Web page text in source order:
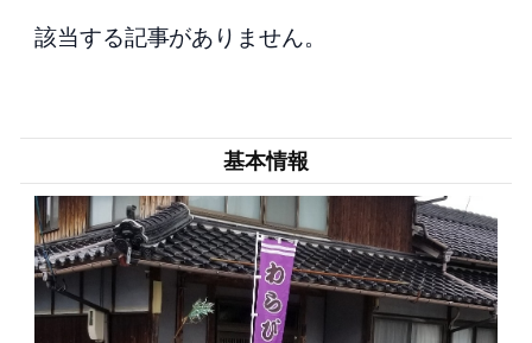
該当する記事がありません。
基本情報